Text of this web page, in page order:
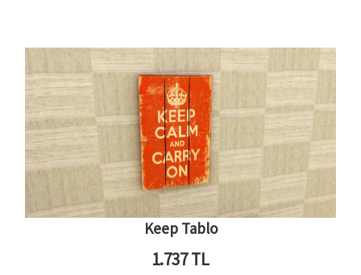
Keep Tablo
1.737TL